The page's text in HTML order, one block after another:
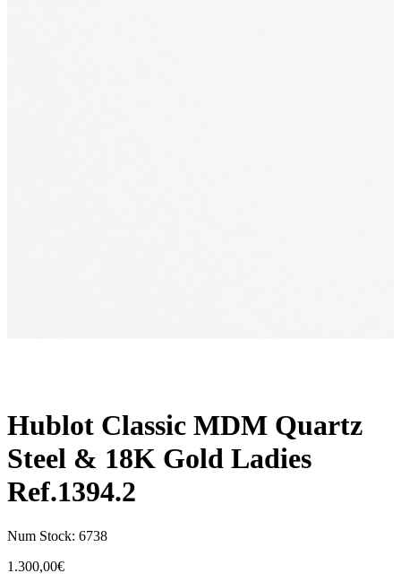
Hublot Classic MDM Quartz
Steel & 18K Gold Ladies
Ref.1394.2
Num Stock: 6738
1.300,00€